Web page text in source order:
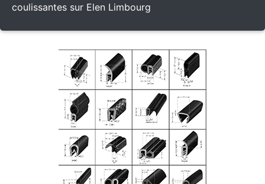
coulissantes sur Elen Limbourg